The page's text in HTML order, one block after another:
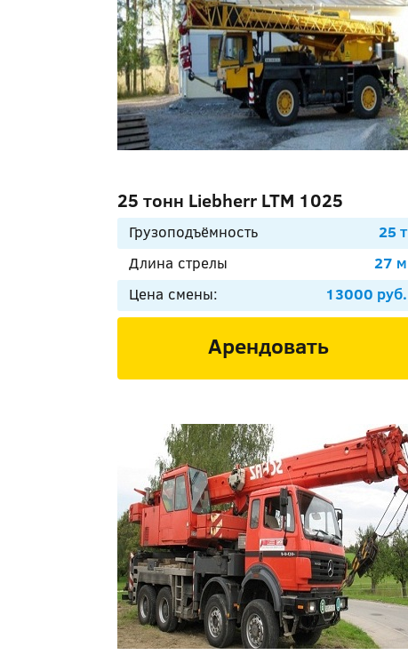
25 тонн Liebherr LTM 1025
Грузоподъёмность
25 т
Длина стрелы
27 м
Цена смены:
13000 руб.
Арендовать